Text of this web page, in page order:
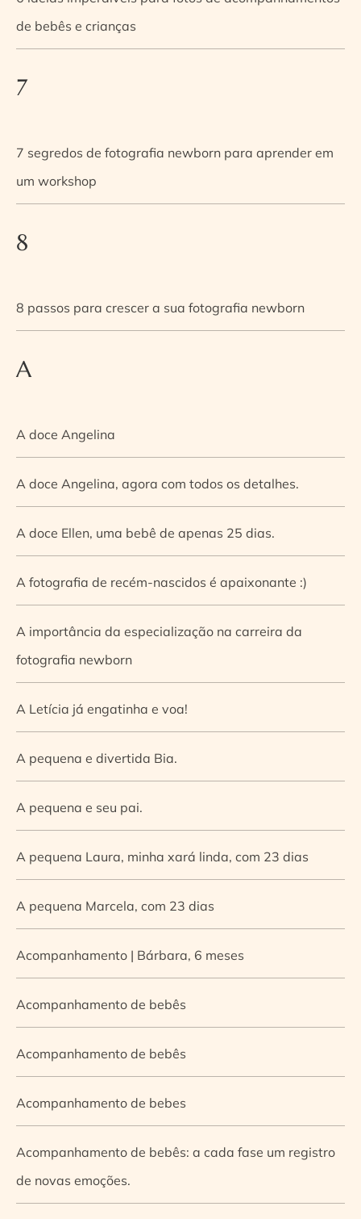
de bebês e crianças
7
7 segredos de fotografia newborn para aprender em
um workshop
8
8 passos para crescer a sua fotografia newborn
A
A doce Angelina
A doce Angelina, agora com todos os detalhes.
A doce Ellen, uma bebê de apenas 25 dias.
A fotografia de recém-nascidos é apaixonante :)
A importância da especialização na carreira da
fotografia newborn
A Letícia já engatinha e voa!
A pequena e divertida Bia.
A pequena e seu pai.
A pequena Laura, minha xará linda, com 23 dias
A pequena Marcela, com 23 dias
Acompanhamento | Bárbara, 6 meses
Acompanhamento de bebês
Acompanhamento de bebês
Acompanhamento de bebes
Acompanhamento de bebês: a cada fase um registro
de novas emoções.